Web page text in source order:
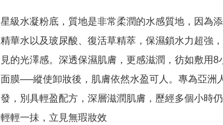
星級水凝粉底，質地是非常柔潤的水感質地，因為
精華水以及玻尿酸、復活草精萃，保濕鎖水力超強
見的光澤感。深透保濕肌膚，更感滋潤，彷如敷用8
面膜──縱使卸妝後，肌膚依然水盈可人。專為亞洲
發，別具輕盈配方，深層滋潤肌膚，歷經多個小時仍
輕輕一抺，立見無瑕妝效